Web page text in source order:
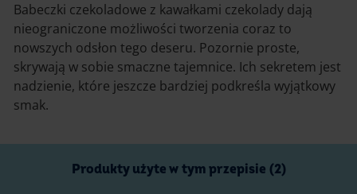
Babeczki czekoladowe z kawałkami czekolady dają
nieograniczone możliwości tworzenia coraz to
nowszych odsłon tego deseru. Pozornie proste,
skrywają w sobie smaczne tajemnice. Ich sekretem jest
nadzienie, które jeszcze bardziej podkreśla wyjątkowy
smak.
Produkty użyte w tym przepisie (2)